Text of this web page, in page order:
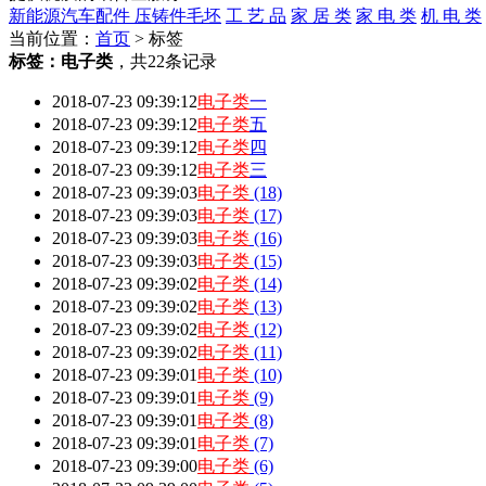
新能源汽车配件 压铸件毛坯 工 艺 品 家 居 类 家 电 类 机 电 类
当前位置： 首页 > 标签
标签： 电子类 ， 共22条记录
2018-07-23 09:39:12电子类一
2018-07-23 09:39:12电子类五
2018-07-23 09:39:12电子类四
2018-07-23 09:39:12电子类三
2018-07-23 09:39:03电子类 (18)
2018-07-23 09:39:03电子类 (17)
2018-07-23 09:39:03电子类 (16)
2018-07-23 09:39:03电子类 (15)
2018-07-23 09:39:02电子类 (14)
2018-07-23 09:39:02电子类 (13)
2018-07-23 09:39:02电子类 (12)
2018-07-23 09:39:02电子类 (11)
2018-07-23 09:39:01 电子类 (10)
2018-07-23 09:39:01 电子类 (9)
2018-07-23 09:39:01 电子类 (8)
2018-07-23 09:39:01 电子类 (7)
2018-07-23 09:39:00电子类 (6)